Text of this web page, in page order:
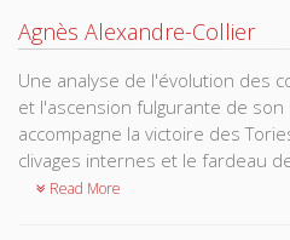
Agnès Alexandre-Collier
Une analyse de l'évolution des
et l'ascension fulgurante de son
accompagne la victoire des
clivages internes et le fardeau
Read More